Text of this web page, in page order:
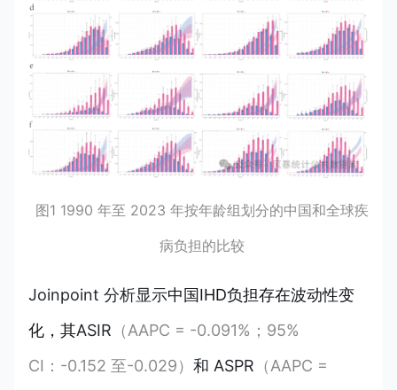
图1 1990 年至 2023 年按年龄组划分的中国和全球疾
病负担的比较
Joinpoint 分析显示中国IHD负担存在波动性变
化，其ASIR （AAPC = -0.091%；95%
CI：-0.152 至-0.029） 和 ASPR （AAPC =